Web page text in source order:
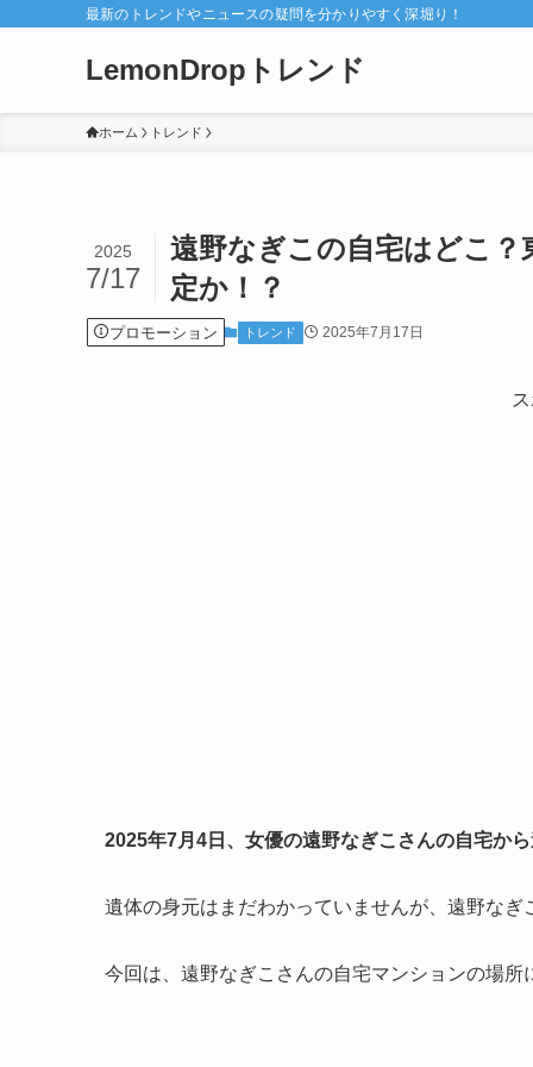
最新のトレンドやニュースの疑問を分かりやすく深堀り！
LemonDropトレンド
ホーム トレンド
遠野なぎこの自宅はどこ
定か！？
2025
7/17
プロモーション トレンド 2025年7月17日
2025年7月4日、女優の遠野なぎこさんの自宅か
遺体の身元はまだわかっていませんが、遠野な
今回は、遠野なぎこさんの自宅マンションの場所